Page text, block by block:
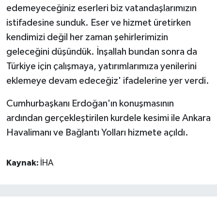
edemeyeceğiniz eserleri biz vatandaşlarımızın
istifadesine sunduk. Eser ve hizmet üretirken
kendimizi değil her zaman şehirlerimizin
geleceğini düşündük. İnşallah bundan sonra da
Türkiye için çalışmaya, yatırımlarımıza yenilerini
eklemeye devam edeceğiz' ifadelerine yer verdi.
Cumhurbaşkanı Erdoğan'ın konuşmasının
ardından gerçekleştirilen kurdele kesimi ile Ankara
Havalimanı ve Bağlantı Yolları hizmete açıldı.
Kaynak: İHA